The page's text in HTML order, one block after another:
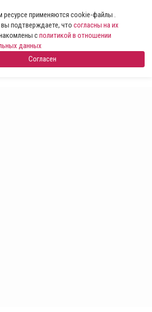
применяются cookie-файлы .
вы подтверждаете, что согласны на их
сполитикой в отношении
данных
Согласен